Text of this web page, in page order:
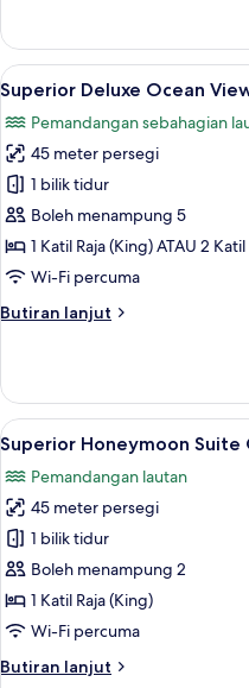
Free
Deluxe
Garden
View
Kids
&
Teens
Free
Lihat
semua
foto
untuk
Superior
Deluxe
Ocean
View
Kids
Free
8
Superior Deluxe Ocean
Pemandangan sebahagian
45 meter persegi
1 bilik tidur
Boleh menampung 5
1 Katil Raja (King) ATAU 2
Wi-Fi percuma
Butiran lanjut
Butiran
Deluxe
Ocean
View
Kids
&
Teens
Free
Lihat
semua
foto
untuk
Superior
Honeymoon
Suite
Ocean
-
8
Superior Honeymoon Suite
Pemandangan lautan
45 meter persegi
1 bilik tidur
Boleh menampung 2
1 Katil Raja (King)
Wi-Fi percuma
Butiran lanjut
Butiran